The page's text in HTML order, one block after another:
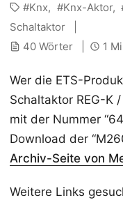
Knx
Knx-Aktor
Schaltaktor
40 Wörter
1
Wer die ETS-
Schaltaktor REG-K
mit der Nummer
Download der
Archiv-Seite von
Weitere Links